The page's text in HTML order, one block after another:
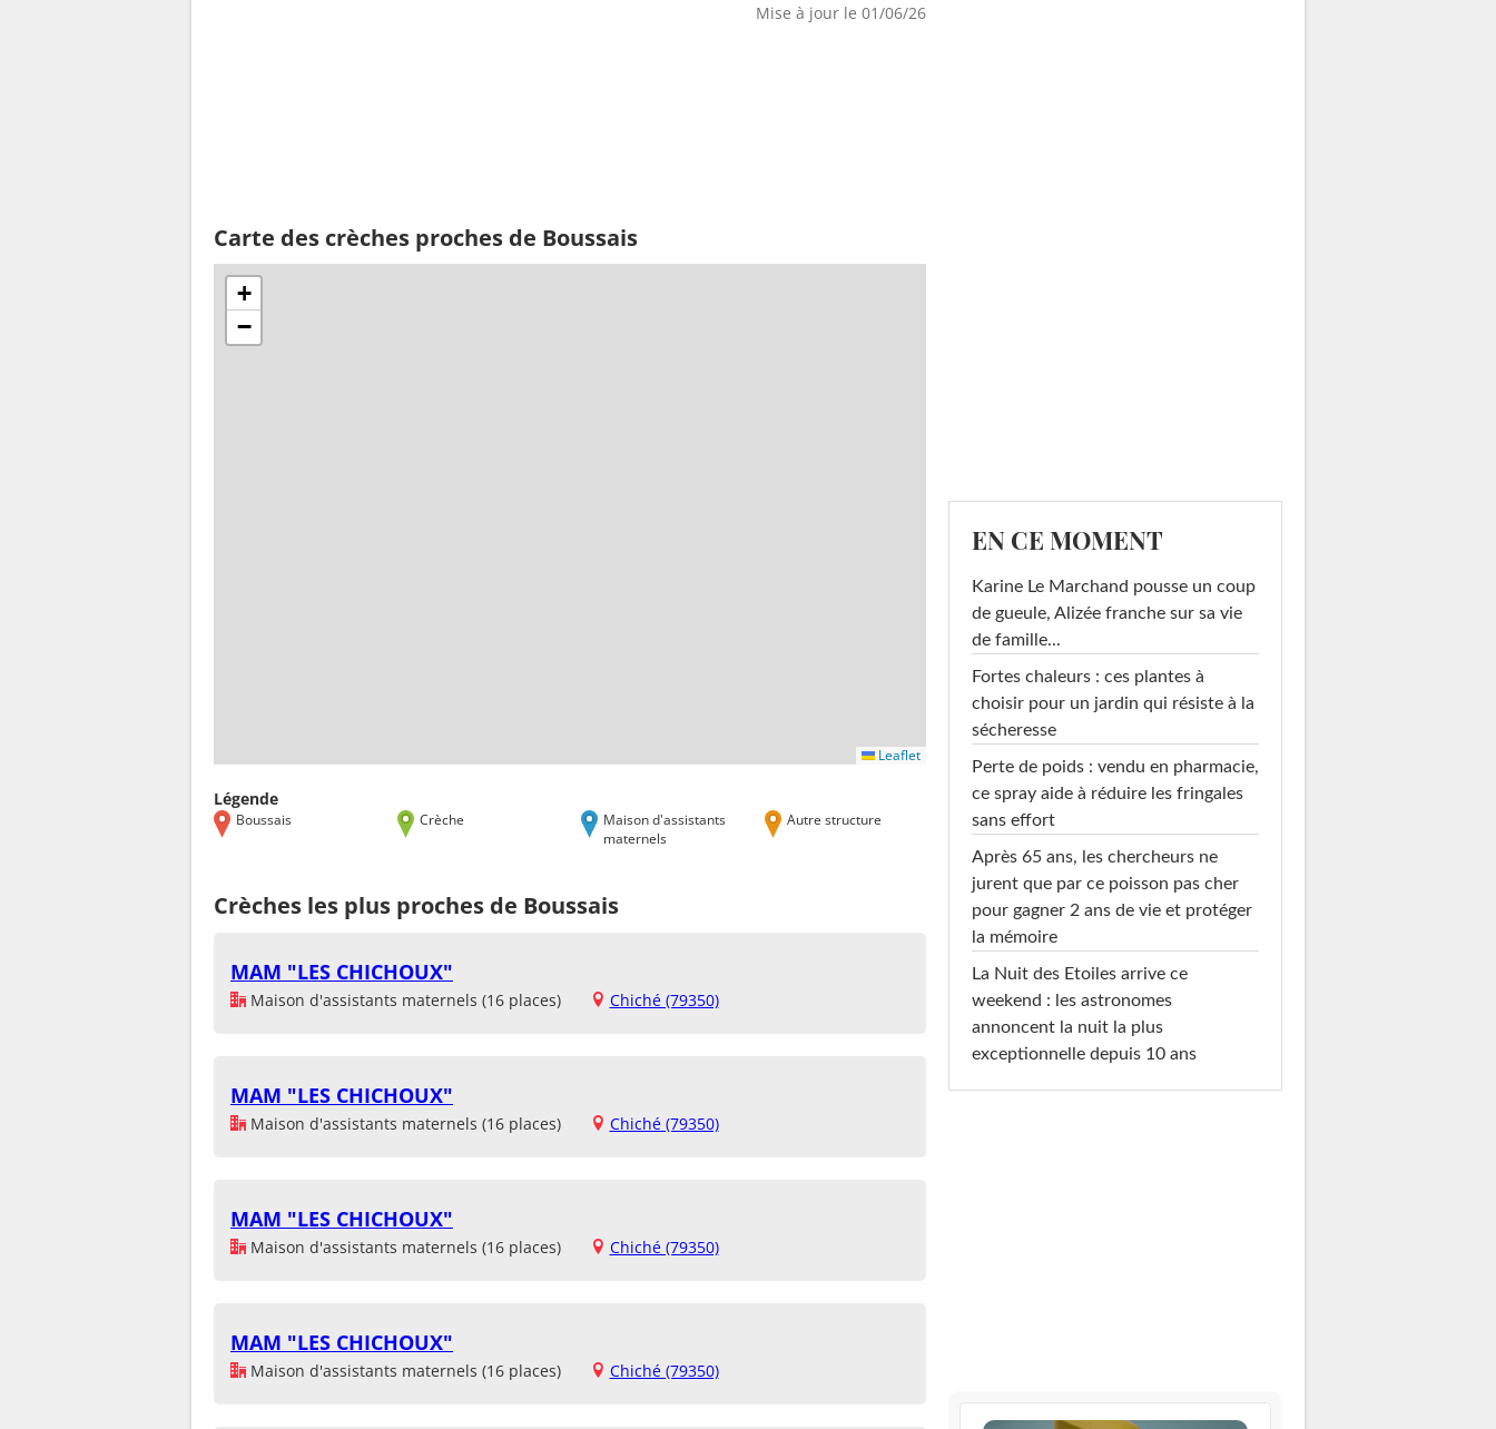
Mise à jour le 01/06/26
Carte des crèches proches de Boussais
+
−
Leaflet
Légende
Boussais Crèche
Maison d'assistants
maternels
Autre structure
Crèches les plus proches de Boussais
MAM "LES CHICHOUX"
Maison d'assistants maternels (16 places) Chiché (79350)
MAM "LES CHICHOUX"
Maison d'assistants maternels (16 places) Chiché (79350)
MAM "LES CHICHOUX"
Maison d'assistants maternels (16 places) Chiché (79350)
MAM "LES CHICHOUX"
Maison d'assistants maternels (16 places) Chiché (79350)
EN CE MOMENT
Karine Le Marchand pousse un coup
de gueule, Alizée franche sur sa vie
de famille...
Fortes chaleurs : ces plantes à
choisir pour un jardin qui résiste à la
sécheresse
Perte de poids : vendu en pharmacie,
ce spray aide à réduire les fringales
sans effort
Après 65 ans, les chercheurs ne
jurent que par ce poisson pas cher
pour gagner 2 ans de vie et protéger
la mémoire
La Nuit des Etoiles arrive ce
weekend : les astronomes
annoncent la nuit la plus
exceptionnelle depuis 10 ans